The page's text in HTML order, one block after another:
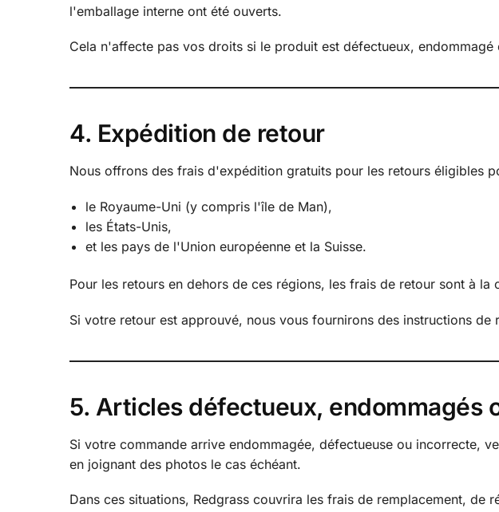
l'emballage interne ont été ouverts.
Cela n'affecte pas vos droits si le produit est défectueux,
4. Expédition de retour
Nous offrons des frais d'expédition gratuits pour les retours éligibles
le Royaume-Uni (y compris l'île de Man),
les États-Unis,
et les pays de l'Union européenne et la Suisse.
Pour les retours en dehors de ces régions, les frais de retour sont à
Si votre retour est approuvé, nous vous fournirons des instructions
5. Articles défectueux, endommagés
Si votre commande arrive endommagée, défectueuse ou incorrecte,
en joignant des photos le cas échéant.
Dans ces situations, Redgrass couvrira les frais de remplacement, de